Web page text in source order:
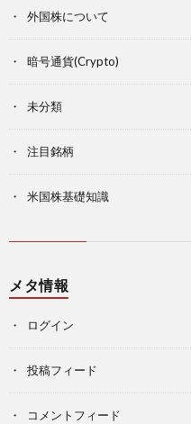
外国株について
暗号通貨(Crypto)
未分類
注目銘柄
米国株基礎知識
メタ情報
ログイン
投稿フィード
コメントフィード